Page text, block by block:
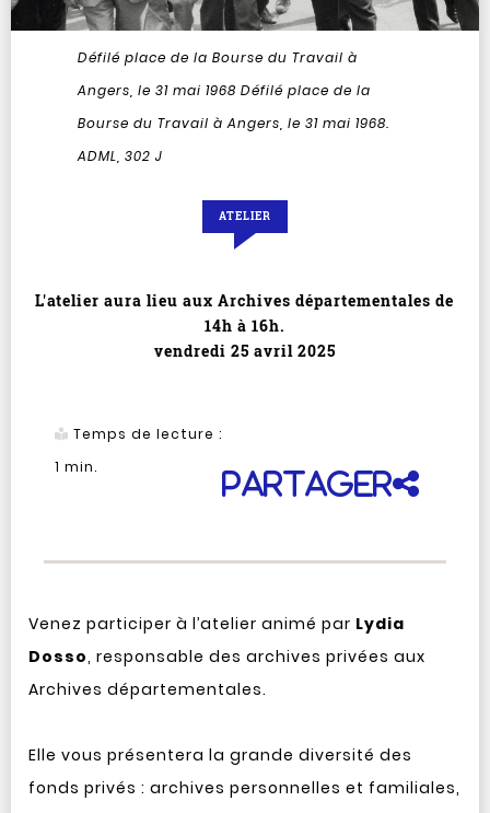
Défilé place de la Bourse du Travail à
Angers, le 31 mai 1968Défilé place de la
Bourse du Travail à Angers, le 31 mai 1968.
ADML, 302 J
ATELIER
L'atelier aura lieu aux Archives départementales de
14h à 16h.
vendredi 25 avril 2025
Temps de lecture :
1 min.
Partager
Venez participer à l’atelier animé par Lydia
Dosso, responsable des archives privées aux
Archives départementales.
Elle vous présentera la grande diversité des
fonds privés : archives personnelles et familiales,